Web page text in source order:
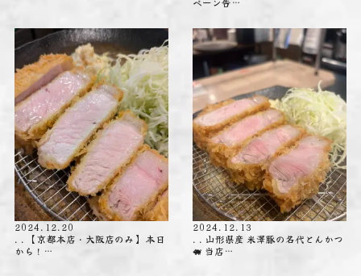
ペーン告…
2024.12.20
. . 【京都本店・大阪店のみ】 本日
から！…
2024.12.13
. . 山形県産 米澤豚の名代とんかつ
🐖 当店…